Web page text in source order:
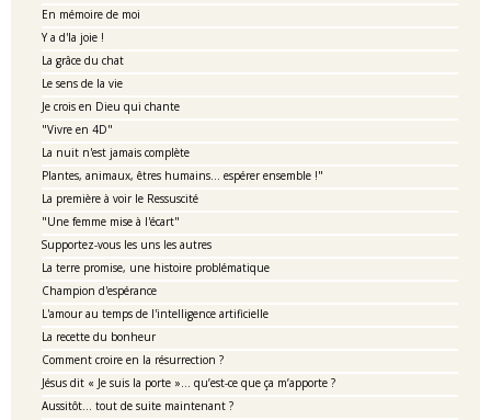
En mémoire de moi
Y a d'la joie !
La grâce du chat
Le sens de la vie
Je crois en Dieu qui chante
"Vivre en 4D"
La nuit n'est jamais complète
Plantes, animaux, êtres humains... espérer ensemble !"
La première à voir le Ressuscité
"Une femme mise à l'écart"
Supportez-vous les uns les autres
La terre promise, une histoire problématique
Champion d'espérance
L'amour au temps de l'intelligence artificielle
La recette du bonheur
Comment croire en la résurrection ?
Jésus dit « Je suis la porte »… qu’est-ce que ça m’apporte ?
Aussitôt... tout de suite maintenant ?